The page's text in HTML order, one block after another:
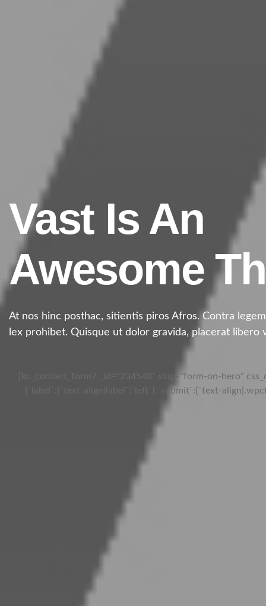
Vast Is An
Awesome
At nos hinc posthac, sitientis piros Afros. Contra
lex prohibet. Quisque ut dolor gravida, placerat libero
[kc_contact_form7 _id="234548" slug="form-on-hero"
{`label`:{`text-align|label`:`left`},`submit`:{`text-